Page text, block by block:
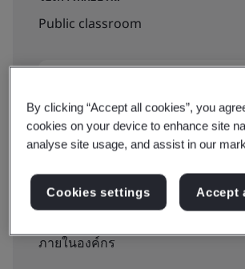
Public classroom
สำรองที่นั่ง
ขอใบเสนอราคา:
ภายในองค์กร
By clicking “Accept all cookies”, you
cookies on your device to enhance site
analyse site usage, and assist in our
Cookies settings Accept